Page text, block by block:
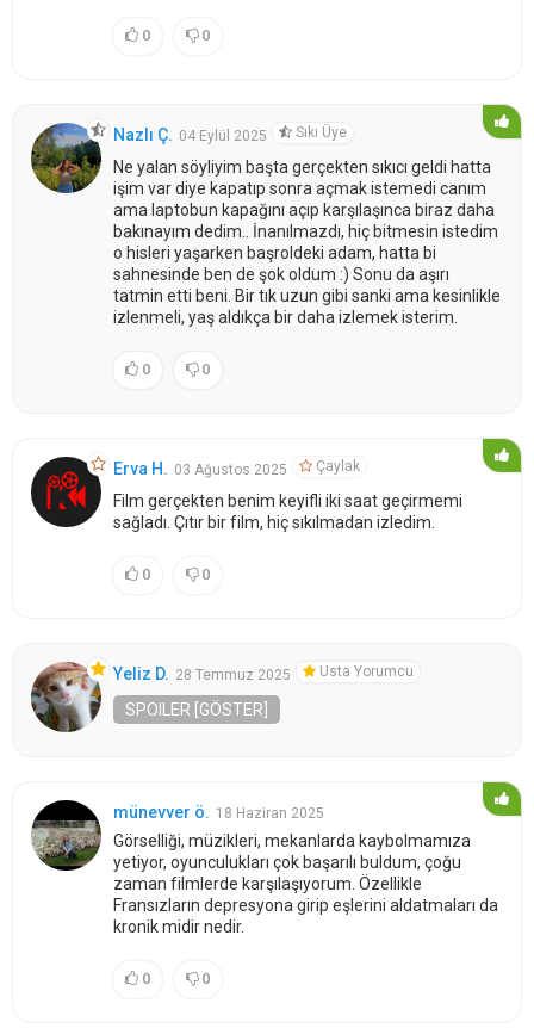
0 0
Nazlı Ç. 04 Eylül 2025 Sıkı Üye
Ne yalan söyliyim başta gerçekten sıkıcı geldi hatta
işim var diye kapatıp sonra açmak istemedi canım
ama laptobun kapağını açıp karşılaşınca biraz daha
bakınayım dedim.. İnanılmazdı, hiç bitmesin istedim
o hisleri yaşarken başroldeki adam, hatta bi
sahnesinde ben de şok oldum :) Sonu da aşırı
tatmin etti beni. Bir tık uzun gibi sanki ama kesinlikle
izlenmeli, yaş aldıkça bir daha izlemek isterim.
0 0
Erva H. 03 Ağustos 2025 Çaylak
Film gerçekten benim keyifli iki saat geçirmemi
sağladı. Çıtır bir film, hiç sıkılmadan izledim.
0 0
Yeliz D. 28 Temmuz 2025 Usta Yorumcu
SPOILER [GÖSTER]
münevver ö. 18 Haziran 2025
Görselliği, müzikleri, mekanlarda kaybolmamıza
yetiyor, oyunculukları çok başarılı buldum, çoğu
zaman filmlerde karşılaşıyorum. Özellikle
Fransızların depresyona girip eşlerini aldatmaları da
kronik midir nedir.
0 0